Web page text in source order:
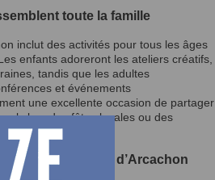
toute la famille
inclut des activités pour tous les âges
enfants adoreront les ateliers créatifs,
tandis que les adultes
et événements
une excellente occasion de partager
lors des fêtes locales ou des
le Bassin d’Arcachon